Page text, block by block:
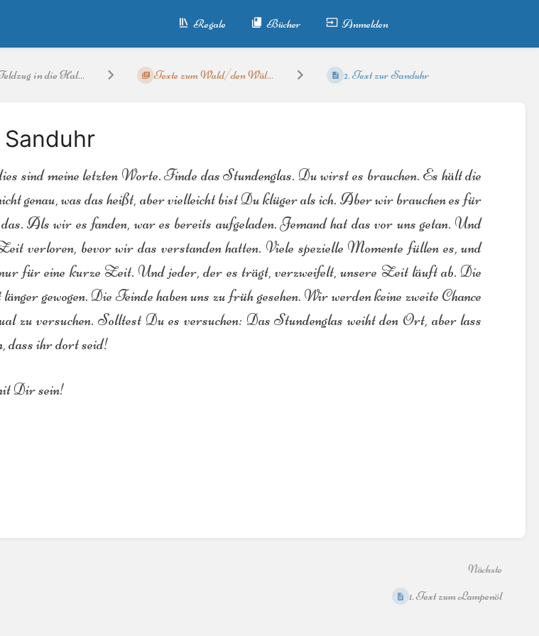
Regale Bücher Anmelden
in die Hal... Texte zum Wald/den Wäl... 2. Text zur Sanduhr
sind meine letzten Worte. Finde das Stundenglas. Du wirst es brauchen. Es hält die
genau, was das heißt, aber vielleicht bist Du klüger als ich. Aber wir brauchen es für
Als wir es fanden, war es bereits aufgeladen. Jemand hat das vor uns getan. Und
verloren, bevor wir das verstanden hatten. Viele spezielle Momente füllen es, und
für eine kurze Zeit. Und jeder, der es trägt, verzweifelt, unsere Zeit läuft ab. Die
gewogen. Die Feinde haben uns zu früh gesehen. Wir werden keine zweite Chance
zu versuchen. Solltest Du es versuchen: Das Stundenglas weiht den Ort, aber lass
dass ihr dort seid!
Dir sein!
Nächste
1. Text zum Lampenöl